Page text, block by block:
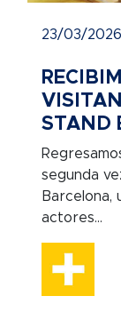
23/03/2026
STAND
segunda
Barcelona,
actores...